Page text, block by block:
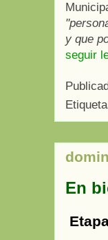
y que
seguir
En